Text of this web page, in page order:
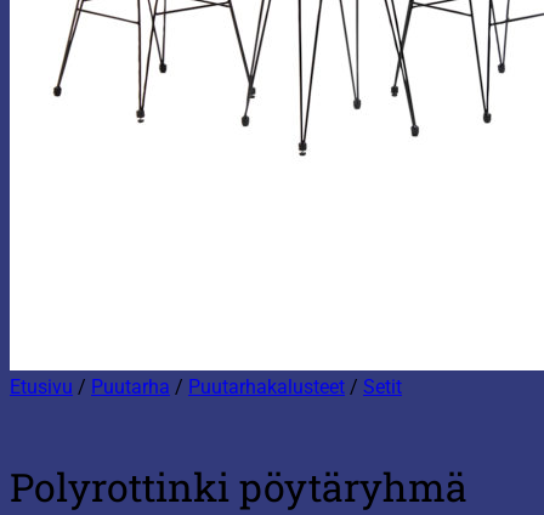
Etusivu / Puutarha / Puutarhakalusteet / Setit
Polyrottinki pöytäryhmä